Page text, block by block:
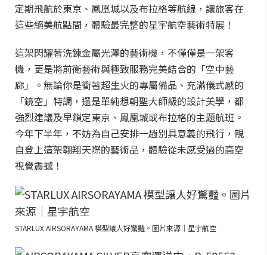
定期飛航於東京、鳳凰城以及布拉格等航線，讓旅客在
這些絕美航點間，體驗最完整的星宇航空藝術特展！
這架閃耀著洗鍊金屬光澤的藝術機，不僅僅是一架客
機，更是將前衛藝術與極致服務完美結合的「空中藝
廊」。無論你是衝著超生火的專屬備品、充滿儀式感的
「鏡空」特調，還是單純想朝聖大師級的設計美學，都
強烈建議及早鎖定東京、鳳凰城或布拉格的主題航班。
今年下半年，不妨為自己安排一趟別具意義的飛行，親
自登上這架翱翔天際的藝術品，體驗從未感受過的高空
視覺震撼！
STARLUX AIRSORAYAMA 模型讓人好驚豔。圖片來源｜星宇航空